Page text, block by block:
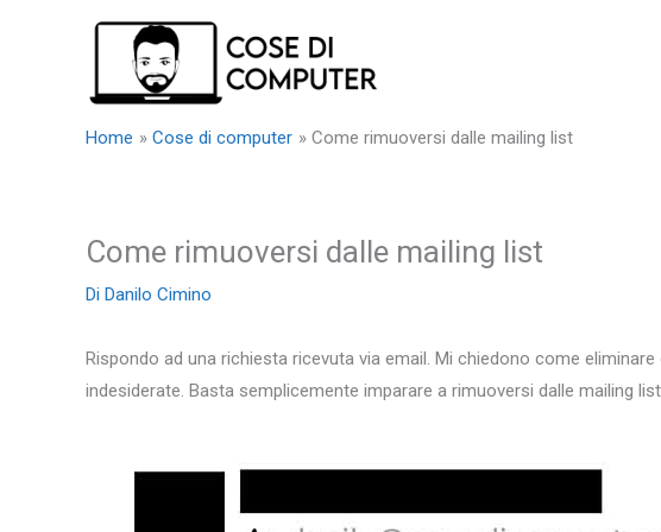
Home Cose di computer Come rimuoversi dalle mailing list
Come rimuoversi dalle mailing list
Di Danilo Cimino
Rispondo ad una richiesta ricevuta via email. Mi chiedono come
indesiderate. Basta semplicemente imparare a rimuoversi dalle mailing